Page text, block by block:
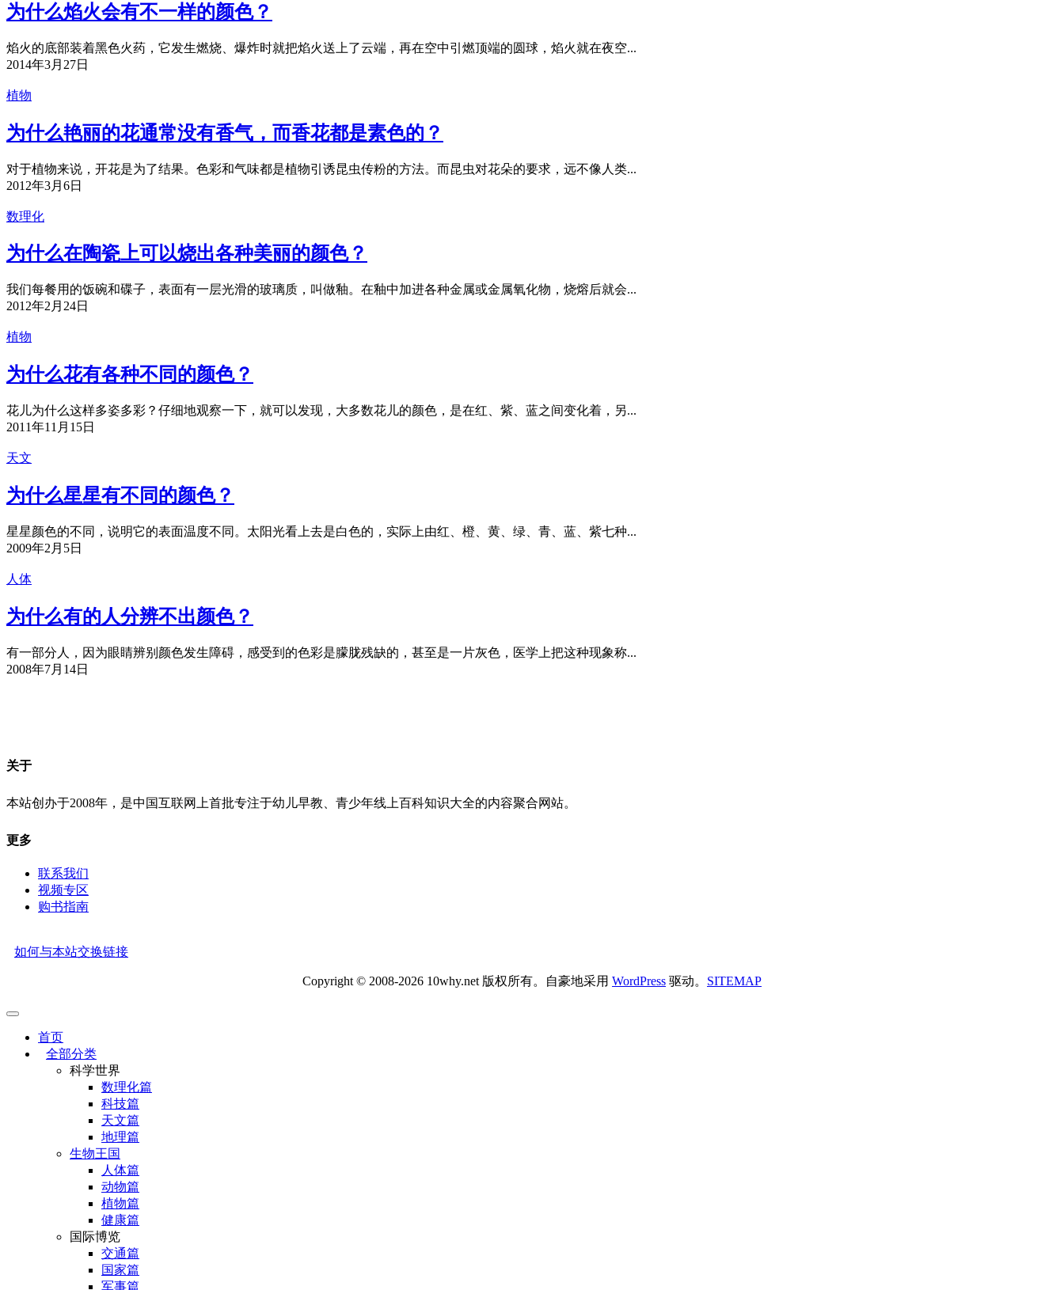
为什么焰火会有不一样的颜色？
焰火的底部装着黑色火药，它发生燃烧、爆炸时就把焰火送上了云端，再在空中引燃顶端的圆球，焰火就在夜空...
2014年3月27日
植物
为什么艳丽的花通常没有香气，而香花都是素色的？
对于植物来说，开花是为了结果。色彩和气味都是植物引诱昆虫传粉的方法。而昆虫对花朵的要求，远不像人类...
2012年3月6日
数理化
为什么在陶瓷上可以烧出各种美丽的颜色？
我们每餐用的饭碗和碟子，表面有一层光滑的玻璃质，叫做釉。在釉中加进各种金属或金属氧化物，烧熔后就会...
2012年2月24日
植物
为什么花有各种不同的颜色？
花儿为什么这样多姿多彩？仔细地观察一下，就可以发现，大多数花儿的颜色，是在红、紫、蓝之间变化着，另...
2011年11月15日
天文
为什么星星有不同的颜色？
星星颜色的不同，说明它的表面温度不同。太阳光看上去是白色的，实际上由红、橙、黄、绿、青、蓝、紫七种...
2009年2月5日
人体
为什么有的人分辨不出颜色？
有一部分人，因为眼睛辨别颜色发生障碍，感受到的色彩是朦胧残缺的，甚至是一片灰色，医学上把这种现象称...
2008年7月14日
关于
本站创办于2008年，是中国互联网上首批专注于幼儿早教、青少年线上百科知识大全的内容聚合网站。
更多
联系我们
视频专区
购书指南
如何与本站交换链接
Copyright © 2008-2026 10why.net 版权所有。自豪地采用 WordPress 驱动。 SITEMAP
首页
全部分类
科学世界
数理化篇
科技篇
天文篇
地理篇
生物王国
人体篇
动物篇
植物篇
健康篇
国际博览
交通篇
国家篇
军事篇